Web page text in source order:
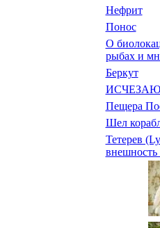
Нефрит
Понос
О
рыбах и
Беркут
Пещера
Шел
Тетерев